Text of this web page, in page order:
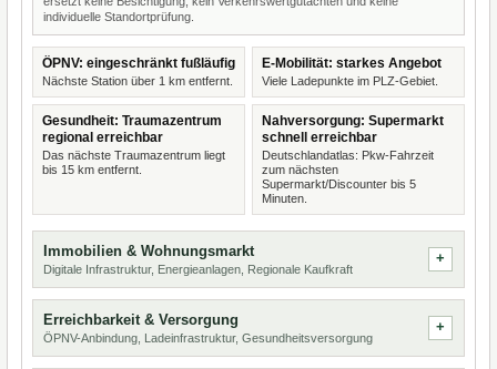
individuelle Standortprüfung.
ÖPNV: eingeschränkt fußläufig
Nächste Station über 1 km entfernt.
E-Mobilität: starkes Angebot
Viele Ladepunkte im PLZ-Gebiet.
Gesundheit: Traumazentrum
regional erreichbar
Das nächste Traumazentrum liegt
bis 15 km entfernt.
Nahversorgung: Supermarkt
schnell erreichbar
Deutschlandatlas: Pkw-Fahrzeit
zum nächsten
Supermarkt/Discounter bis 5
Minuten.
Immobilien & Wohnungsmarkt
Digitale Infrastruktur, Energieanlagen, Regionale Kaufkraft
Erreichbarkeit & Versorgung
ÖPNV-Anbindung, Ladeinfrastruktur, Gesundheitsversorgung